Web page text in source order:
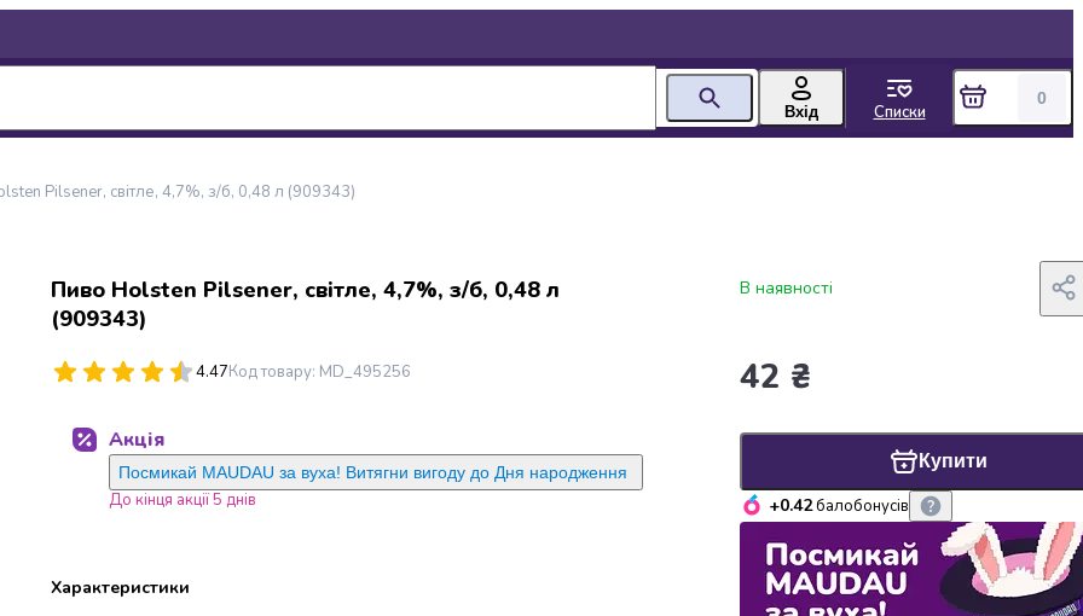
Вхід Списки
0
Pilsener, світле, 4,7%, з/б, 0,48 л (909343)
Пиво Holsten Pilsener, світле, 4,7%, з/б, 0,48 л
(909343)
4.47Код товару: MD_495256
Акція
Посмикай MAUDAU за вуха! Витягни вигоду до Дня народження
До кінця акції 5 днів
Характеристики
В наявності
42 ₴
Купити
+0.42балобонусів